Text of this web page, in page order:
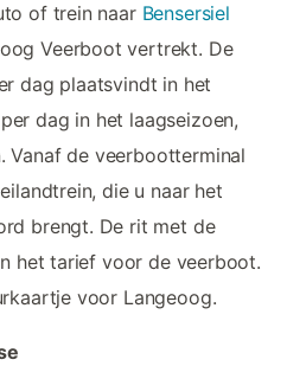
of trein naar Bensersiel
Veerboot vertrekt. De
dag plaatsvindt in het
dag in het laagseizoen,
Vanaf de veerbootterminal
die u naar het
brengt. De rit met de
het tarief voor de veerboot.
voor Langeoog.